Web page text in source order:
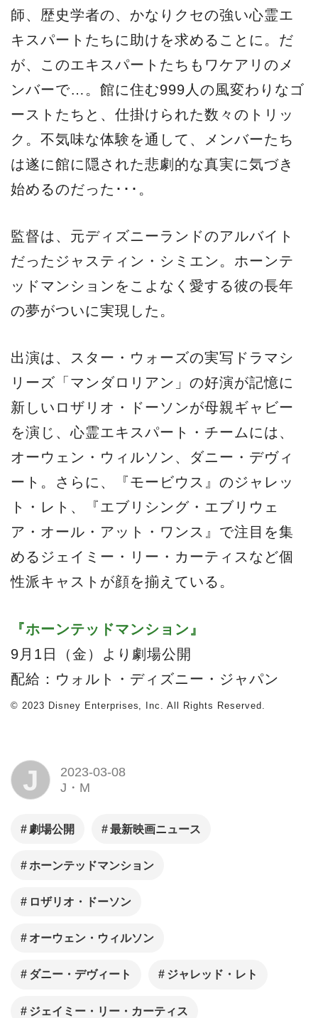
師、歴史学者の、かなりクセの強い心霊エ
キスパートたちに助けを求めることに。だ
が、このエキスパートたちもワケアリのメ
ンバーで…。館に住む999人の風変わりなゴ
ーストたちと、仕掛けられた数々のトリッ
ク。不気味な体験を通して、メンバーたち
は遂に館に隠された悲劇的な真実に気づき
始めるのだった･･･。
監督は、元ディズニーランドのアルバイト
だったジャスティン・シミエン。ホーンテ
ッドマンションをこよなく愛する彼の長年
の夢がついに実現した。
出演は、スター・ウォーズの実写ドラマシ
リーズ「マンダロリアン」の好演が記憶に
新しいロザリオ・ドーソンが母親ギャビー
を演じ、心霊エキスパート・チームには、
オーウェン・ウィルソン、ダニー・デヴィ
ート。さらに、『モービウス』のジャレッ
ト・レト、『エブリシング・エブリウェ
ア・オール・アット・ワンス』で注目を集
めるジェイミー・リー・カーティスなど個
性派キャストが顔を揃えている。
『ホーンテッドマンション』
9月1日（金）より劇場公開
配給：ウォルト・ディズニー・ジャパン
© 2023 Disney Enterprises, Inc. All Rights Reserved.
J
2023-03-08
J・M
劇場公開 最新映画ニュース
ホーンテッドマンション
ロザリオ・ドーソン
オーウェン・ウィルソン
ダニー・デヴィート ジャレッド・レト
ジェイミー・リー・カーティス